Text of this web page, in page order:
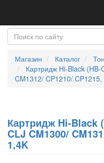
Магазин Каталог
Картридж Hi-Black
CM1312/ CP1210/
Картридж Hi-Black
CLJ CM1300/
1,4K